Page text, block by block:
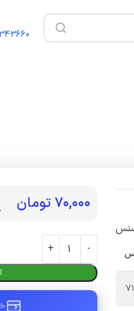
09905034590
۷۰,۰۰۰ تومان